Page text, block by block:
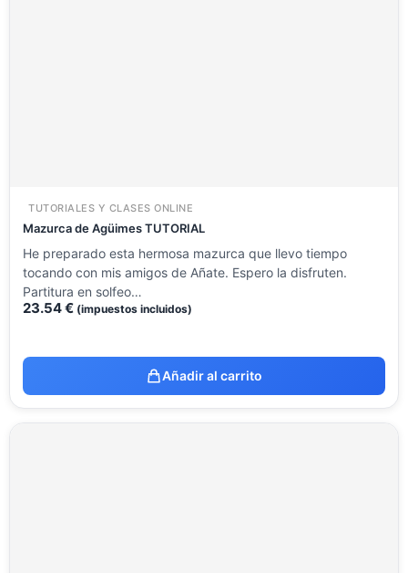
TUTORIALES Y CLASES ONLINE
Mazurca de Agüimes TUTORIAL
He preparado esta hermosa mazurca que llevo tiempo
tocando con mis amigos de Añate. Espero la disfruten.
Partitura en solfeo…
23.54€ (impuestos incluidos)
Añadir al carrito